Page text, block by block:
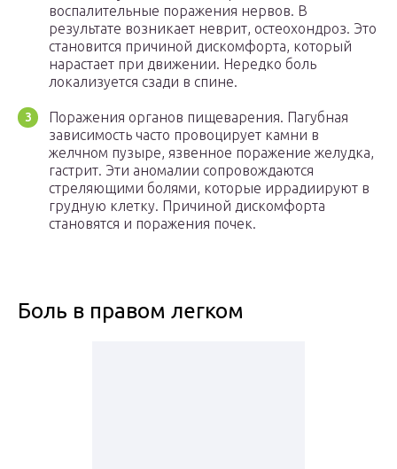
воспалительные поражения нервов. В
результате возникает неврит, остеохондроз. Это
становится причиной дискомфорта, который
нарастает при движении. Нередко боль
локализуется сзади в спине.
Поражения органов пищеварения. Пагубная
зависимость часто провоцирует камни в
желчном пузыре, язвенное поражение желудка,
гастрит. Эти аномалии сопровождаются
стреляющими болями, которые иррадиируют в
грудную клетку. Причиной дискомфорта
становятся и поражения почек.
Боль в правом легком